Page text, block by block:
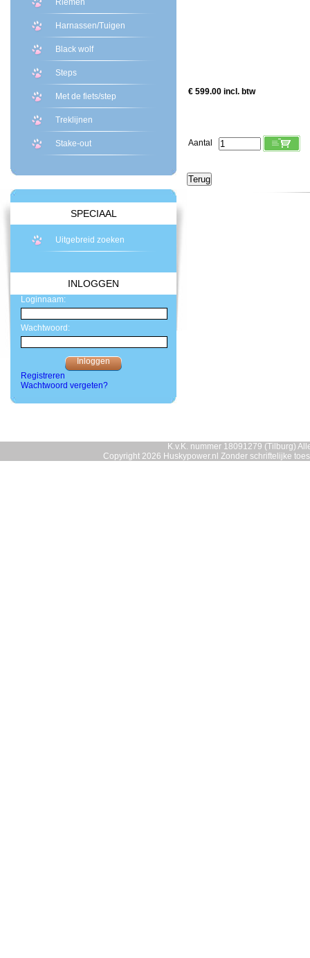
Riemen
Harnassen/Tuigen
Black wolf
Steps
Met de fiets/step
Treklijnen
Stake-out
SPECIAAL
Uitgebreid zoeken
INLOGGEN
Loginnaam:
Wachtwoord:
Registreren
Wachtwoord vergeten?
€ 599.00 incl. btw
Aantal
K.v.K. nummer 18091279 (Tilburg)
Copyright 2026 Huskypower.nl Zonder schriftelijke